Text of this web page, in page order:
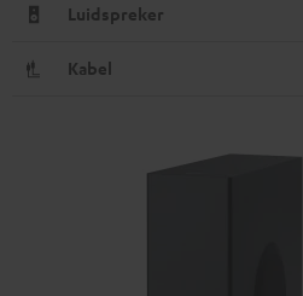
Luidspreker
Kabel